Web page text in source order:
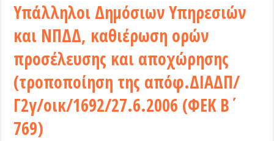
Υπάλληλοι Δημόσιων Υπηρεσιών
και ΝΠΔΔ, καθιέρωση ορών
προσέλευσης και αποχώρησης
(τροποποίηση της απόφ.ΔΙΑΔΠ/
Γ2γ/οικ/1692/27.6.2006 (ΦΕΚ Β΄
769)